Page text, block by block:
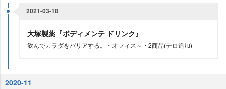
2021-03-18
大塚製薬『ボディメンテ ドリンク』
飲んでカラダをバリアする。・オフィス～・2商品(テロ追加)
2020-11